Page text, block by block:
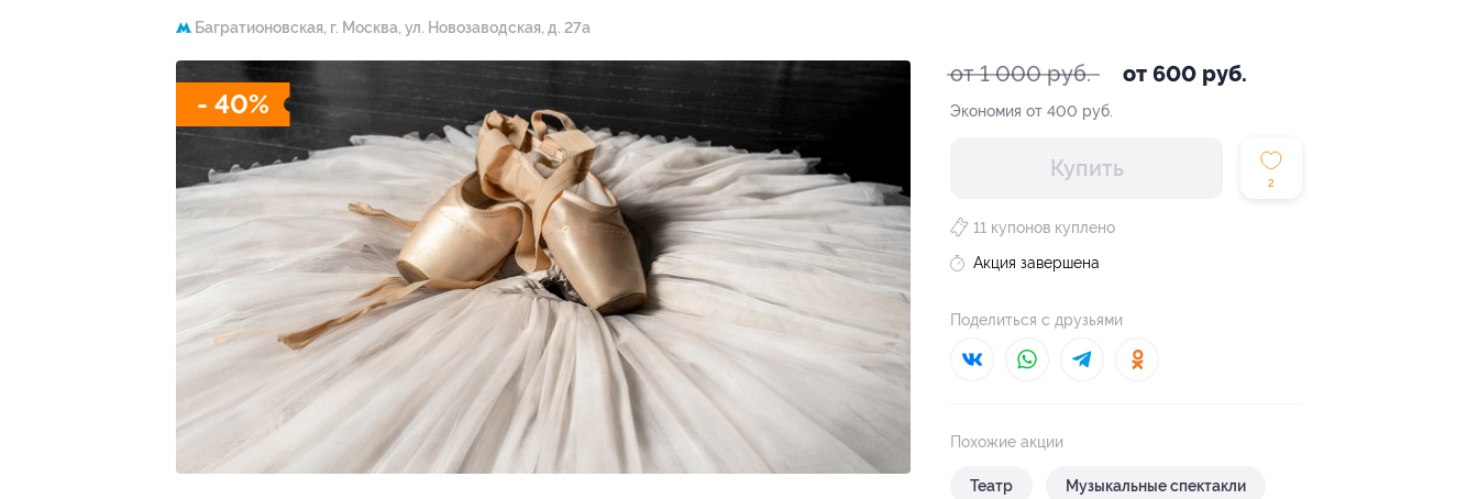
Багратионовская, г. Москва, ул. Новозаводская, д. 27а
- 40%
от 1 000 руб. от 600 руб.
Экономия от 400 руб.
Купить
2
11 купонов куплено
Акция завершена
Поделиться с друзьями
Похожие акции
Театр Музыкальные спектакли